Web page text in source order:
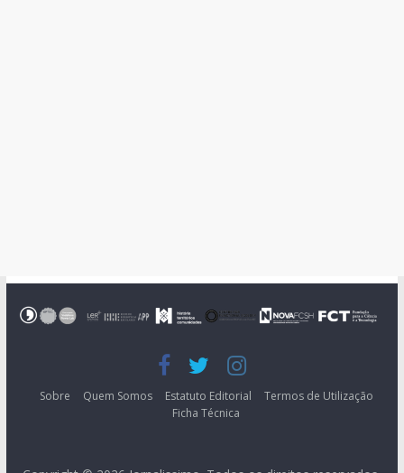
Sobre Quem Somos Estatuto Editorial
Termos de Utilização
Ficha Técnica